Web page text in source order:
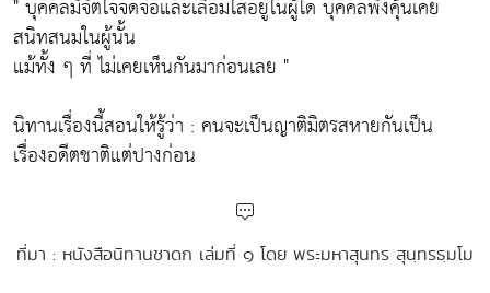
" บุคคลมีจิตใจจดจ่อและเลื่อมใสอยู่ในผู้ใด บุคคลพึงคุ้นเคย
สนิทสนมในผู้นั้น
แม้ทั้ง ๆ ที่ ไม่เคยเห็นกันมาก่อนเลย "
นิทานเรื่องนี้สอนให้รู้ว่า : คนจะเป็นญาติมิตรสหายกันเป็น
เรื่องอดีตชาติแต่ปางก่อน
ที่มา : หนังสือนิทานชาดก เล่มที่ ๑ โดย พระมหาสุนทร สุนฺทรธฺมโม